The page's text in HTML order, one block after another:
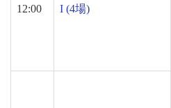
12:00
I (4場)